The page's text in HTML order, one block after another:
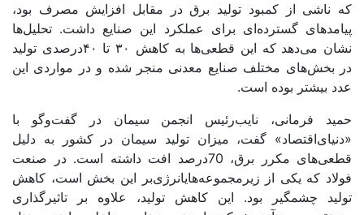
که ناشی از کمبود تولید برق در مقابل افزایش مصرف بود،
پیامدهای گسترده‌‌‌ای برای عملکرد این صنایع داشت. تحلیل‌‌‌ها
نشان می‌دهد که این قطعی‌‌‌ها به کاهش ۳۰ تا ۴۰درصدی تولید
در بخش‌‌‌های مختلف صنایع معدنی منجر شده و در مواردی این
عدد بیشتر بوده است.
حمید فرمانی، نایب‌رئیس انجمن سیمان در گفت‌وگو با
«دنیای‌اقتصاد» گفت، میزان تولید سیمان در کشور به دلیل
قطعی‌‌‌های مکرر برق، 70‌درصد افت داشته است. در صنعت
فولاد که یکی از زیرمجموعه‌‌‌هایانرژی‌‌‌بر این بخش است، کاهش
تولید چشمگیر بود. این کاهش تولید، علاوه بر تاثیرگذاری